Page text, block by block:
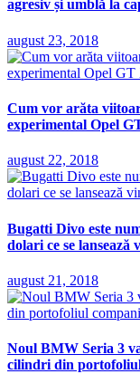
agresiv și umblă la
august 23, 2018
Cum vor arăta
experimental Opel
august 22, 2018
Bugatti Divo este
dolari ce se lansează
august 21, 2018
Noul BMW Seria 3
cilindri din